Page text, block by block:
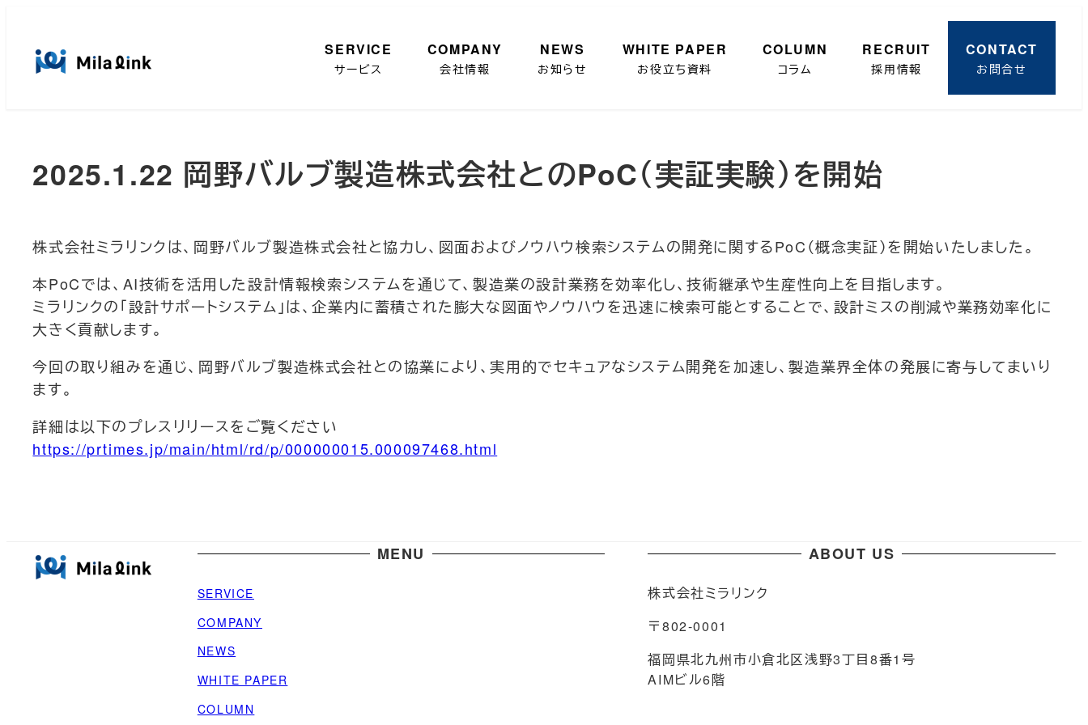
SERVICE
サービス
COMPANY
会社情報
NEWS
お知らせ
WHITE PAPER
お役立ち資料
COLUMN
コラム
RECRUIT
採用情報
CONTACT
お問合せ
2025.1.22 岡野バルブ製造株式会社とのPoC（実証実験）を開始
株式会社ミラリンクは、岡野バルブ製造株式会社と協力し、図面およびノウハウ検索システムの開発に関するPoC（概念実証）を開始いたしました。
本PoCでは、AI技術を活用した設計情報検索システムを通じて、製造業の設計業務を効率化し、技術継承や生産性向上を目指します。
ミラリンクの「設計サポートシステム」は、企業内に蓄積された膨大な図面やノウハウを迅速に検索可能とすることで、設計ミスの削減や業務効率化に
大きく貢献します。
今回の取り組みを通じ、岡野バルブ製造株式会社との協業により、実用的でセキュアなシステム開発を加速し、製造業界全体の発展に寄与してまいり
ます。
詳細は以下のプレスリリースをご覧ください
https://prtimes.jp/main/html/rd/p/000000015.000097468.html
MENU
SERVICE
COMPANY
NEWS
WHITE PAPER
COLUMN
ABOUT US
株式会社ミラリンク
〒802-0001
福岡県北九州市小倉北区浅野3丁目8番1号
AIMビル6階